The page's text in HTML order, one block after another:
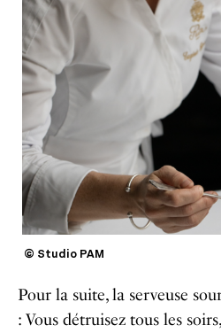
© Studio PAM
Pour la suite, la serveuse
: Vous détruisez tous les